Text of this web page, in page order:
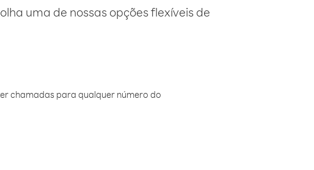
uma de nossas opções flexíveis de
chamadas para qualquer número do